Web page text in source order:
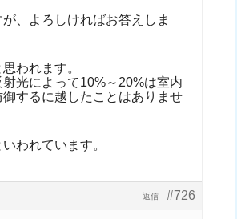
、よろしければお答えしま
われます。
光によって10%～20%は室内
するに越したことはありませ
われています。
#726
返信